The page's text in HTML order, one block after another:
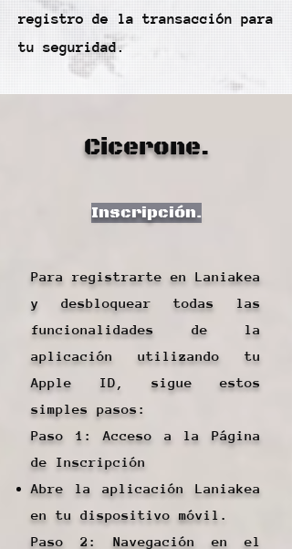
registro de la transacción para
tu seguridad.
Cicerone.
Inscripción.
Para registrarte en Laniakea
y desbloquear todas las
funcionalidades de la
aplicación utilizando tu
Apple ID, sigue estos
simples pasos:
Paso 1: Acceso a la Página
de Inscripción
Abre la aplicación Laniakea
en tu dispositivo móvil.
Paso 2: Navegación en el